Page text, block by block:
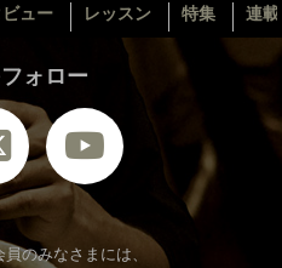
ュー レッスン 特集 連
ォロー
のみなさまには、